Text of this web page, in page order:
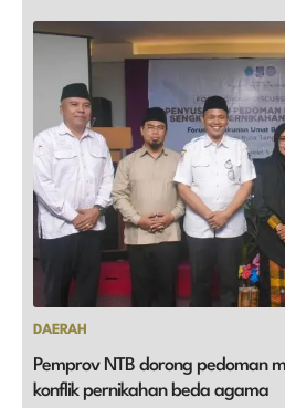
DAERAH
Pemprov NTB dorong pedoman
konflik pernikahan beda agama